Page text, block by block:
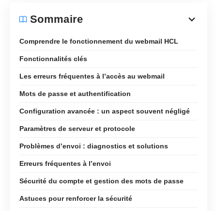
Sommaire
Comprendre le fonctionnement du webmail HCL
Fonctionnalités clés
Les erreurs fréquentes à l’accès au webmail
Mots de passe et authentification
Configuration avancée : un aspect souvent négligé
Paramètres de serveur et protocole
Problèmes d’envoi : diagnostics et solutions
Erreurs fréquentes à l’envoi
Sécurité du compte et gestion des mots de passe
Astuces pour renforcer la sécurité